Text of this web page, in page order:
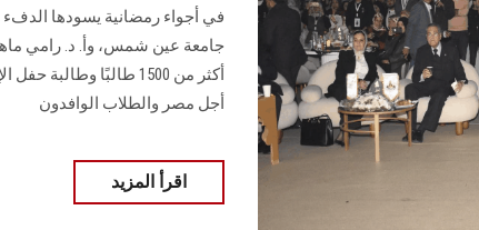
في أجواء رمضانية يسودها الدفء
جامعة عين شمس، وأ. د. رامي
أكثر من 1500 طالبًا
أجل مصر والطلاب الوافدون
اقرأ المزيد